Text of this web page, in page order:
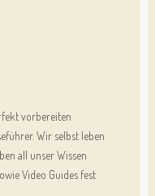
vorbereiten
Wir selbst leben
all unser Wissen
Video Guides fest